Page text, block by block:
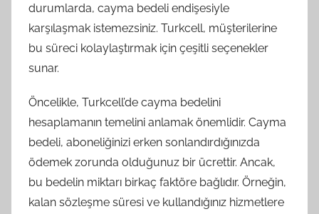
durumlarda, cayma bedeli endişesiyle
karşılaşmak istemezsiniz. Turkcell, müşterilerine
bu süreci kolaylaştırmak için çeşitli seçenekler
sunar.
Öncelikle, Turkcell’de cayma bedelini
hesaplamanın temelini anlamak önemlidir. Cayma
bedeli, aboneliğinizi erken sonlandırdığınızda
ödemek zorunda olduğunuz bir ücrettir. Ancak,
bu bedelin miktarı birkaç faktöre bağlıdır. Örneğin,
kalan sözleşme süresi ve kullandığınız hizmetlere